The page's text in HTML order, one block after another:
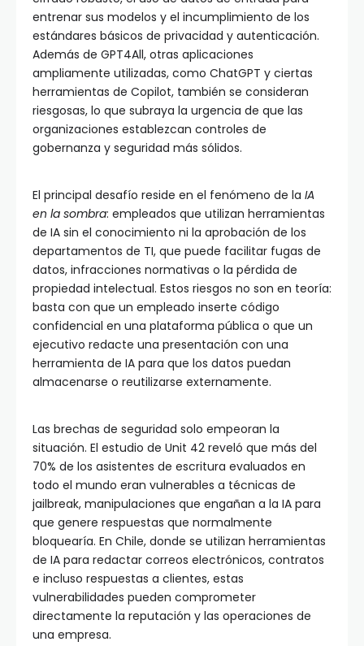
entrenar sus modelos y el incumplimiento de los
estándares básicos de privacidad y autenticación.
Además de GPT4All, otras aplicaciones
ampliamente utilizadas, como ChatGPT y ciertas
herramientas de Copilot, también se consideran
riesgosas, lo que subraya la urgencia de que las
organizaciones establezcan controles de
gobernanza y seguridad más sólidos.
El principal desafío reside en el fenómeno de la IA
en la sombra: empleados que utilizan herramientas
de IA sin el conocimiento ni la aprobación de los
departamentos de TI, que puede facilitar fugas de
datos, infracciones normativas o la pérdida de
propiedad intelectual. Estos riesgos no son en teoría:
basta con que un empleado inserte código
confidencial en una plataforma pública o que un
ejecutivo redacte una presentación con una
herramienta de IA para que los datos puedan
almacenarse o reutilizarse externamente.
Las brechas de seguridad solo empeoran la
situación. El estudio de Unit 42 reveló que más del
70% de los asistentes de escritura evaluados en
todo el mundo eran vulnerables a técnicas de
jailbreak, manipulaciones que engañan a la IA para
que genere respuestas que normalmente
bloquearía. En Chile, donde se utilizan herramientas
de IA para redactar correos electrónicos, contratos
e incluso respuestas a clientes, estas
vulnerabilidades pueden comprometer
directamente la reputación y las operaciones de
una empresa.